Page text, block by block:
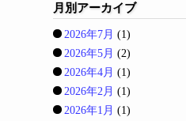
月別アーカイブ
2026年7月 (1)
2026年5月 (2)
2026年4月 (1)
2026年2月 (1)
2026年1月 (1)